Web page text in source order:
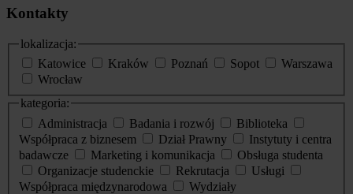
Kontakty
lokalizacja:
Katowice
Kraków Poznań Sopot
Warszawa
Wrocław
kategoria:
Administracja
Badania i rozwój
Biblioteka
Współpraca z biznesem
Dział Prawny
Instytuty i centra
badawcze
Marketing i komunikacja
Obsługa studenta
Organizacje studenckie
Rekrutacja
Usługi
Współpraca międzynarodowa
Wydziały